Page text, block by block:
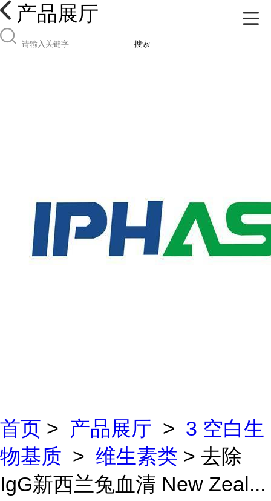
产品展厅
搜索
首页 > 产品展厅 > 3 空白生
物基质 > 维生素类 > 去除
IgG新西兰兔血清 New Zeal...